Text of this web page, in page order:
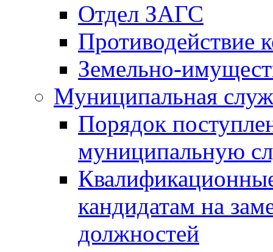
Отдел ЗАГС
Противодействие
Земельно-
Муниципальная
Порядок
муниципальную
кандидатам на
должностей